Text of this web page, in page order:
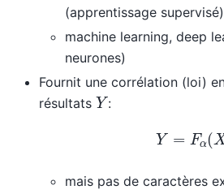
(apprentissage supervisé)
machine learning, deep
neurones)
Fournit une corrélation (loi)
résultats Y:
Y Fα (X
mais pas de caractères